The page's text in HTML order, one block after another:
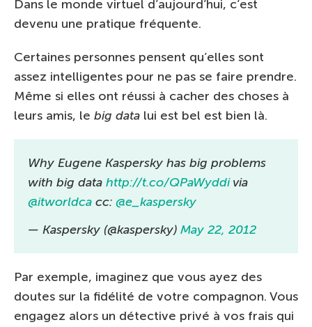
Dans le monde virtuel d’aujourd’hui, c’est
devenu une pratique fréquente.
Certaines personnes pensent qu’elles sont
assez intelligentes pour ne pas se faire prendre.
Même si elles ont réussi à cacher des choses à
leurs amis, le big data lui est bel est bien là.
Why Eugene Kaspersky has big problems
with big data http://t.co/QPaWyddivia
@itworldca cc: @e_kaspersky
— Kaspersky (@kaspersky) May 22, 2012
Par exemple, imaginez que vous ayez des
doutes sur la fidélité de votre compagnon. Vous
engagez alors un détective privé à vos frais qui